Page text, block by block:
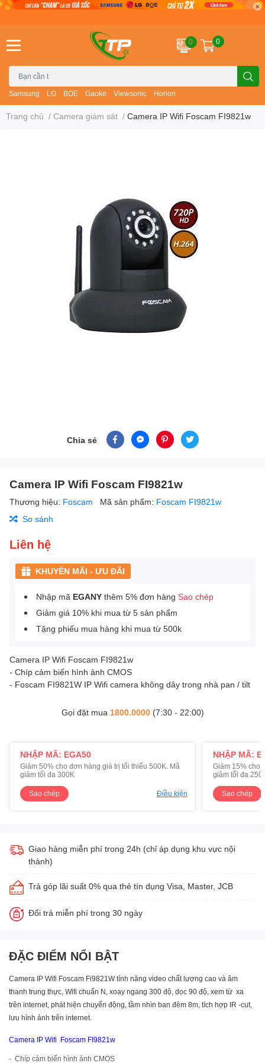
Samsung LG BOE Gaoke Viewsonic Horion
0 0
Trang chủ / Camera giám sát / Camera IP Wifi Foscam FI9821w
Chia sẻ
Camera IP Wifi Foscam FI9821w
Thương hiệu: Foscam Mã sản phẩm: Foscam FI9821w
So sánh
Liên hệ
KHUYẾN MÃI - ƯU ĐÃI
Nhập mã EGANY thêm 5% đơn hàng Sao chép
Giảm giá 10% khi mua từ 5 sản phẩm
Tặng phiếu mua hàng khi mua từ 500k
Camera IP Wifi Foscam FI9821w
- Chíp cảm biến hình ảnh CMOS
- Foscam FI9821W IP Wifi camera không dây trong nhà pan / tilt
Gọi đặt mua 1800.0000(7:30 - 22:00)
NHẬP MÃ: EGA50
Giảm 50% cho đơn hàng giá trị tối thiểu 500K. Mã
giảm tối đa 300K
Sao chép Điều kiện
NHẬP MÃ:
Giảm 15% cho
giảm tối đa
Sao chép
Giao hàng miễn phí trong 24h (chỉ áp dụng khu vực nội
thành)
Trả góp lãi suất 0% qua thẻ tín dụng Visa, Master, JCB
Đổi trả miễn phí trong 30 ngày
ĐẶC ĐIỂM NỔI BẬT
Camera IP Wifi Foscam Fi9821W tính năng video chất lượng cao và âm
thanh trung thực, Wifi chuẩn N, xoay ngang 300 độ, dọc 90 độ, xem từ xa
trên internet, phát hiện chuyển động, tầm nhìn ban đêm 8m, tích hợp IR -cut,
lưu hình ảnh trên internet.
Camera IP Wifi Foscam FI9821w
- Chíp cảm biến hình ảnh CMOS